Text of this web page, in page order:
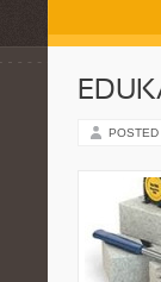
POSTED